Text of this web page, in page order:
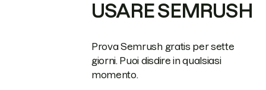
USARE SEMRUSH
Prova Semrush gratis per sette
giorni. Puoi disdire in qualsiasi
momento.